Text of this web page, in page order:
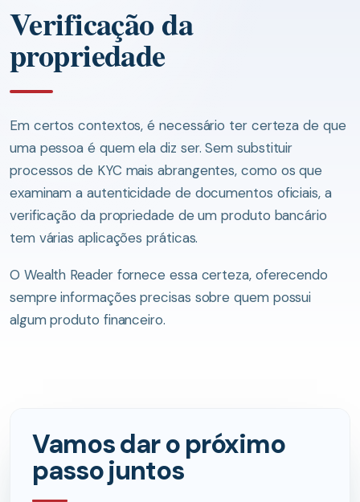
Verificação da
propriedade
Em certos contextos, é necessário ter certeza de que
uma pessoa é quem ela diz ser. Sem substituir
processos de KYC mais abrangentes, como os que
examinam a autenticidade de documentos oficiais, a
verificação da propriedade de um produto bancário
tem várias aplicações práticas.
O Wealth Reader fornece essa certeza, oferecendo
sempre informações precisas sobre quem possui
algum produto financeiro.
Vamos dar o próximo
passo juntos